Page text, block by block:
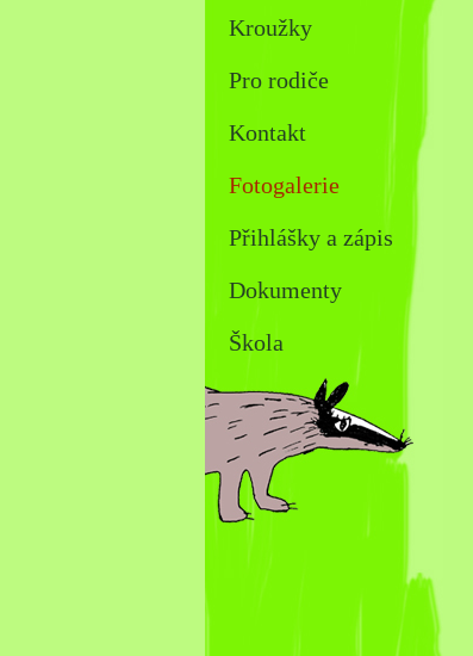
Kroužky
Pro rodiče
Kontakt
Fotogalerie
Přihlášky a zápis
Dokumenty
Škola